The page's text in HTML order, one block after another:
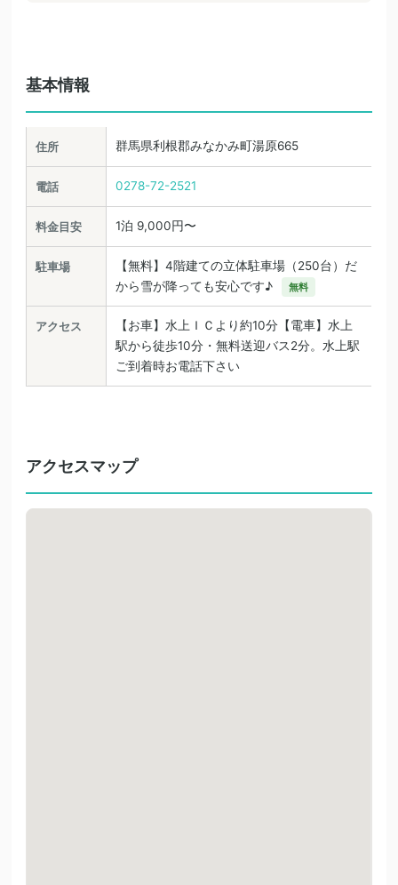
基本情報
住所 群馬県利根郡みなかみ町湯原665
電話 0278-72-2521
料金目安 1泊 9,000円〜
駐車場
【無料】4階建ての立体駐車場（250台）だ
から雪が降っても安心です♪
無料
アクセス
【お車】水上ＩＣより約10分【電車】水上
駅から徒歩10分・無料送迎バス2分。水上駅
ご到着時お電話下さい
アクセスマップ